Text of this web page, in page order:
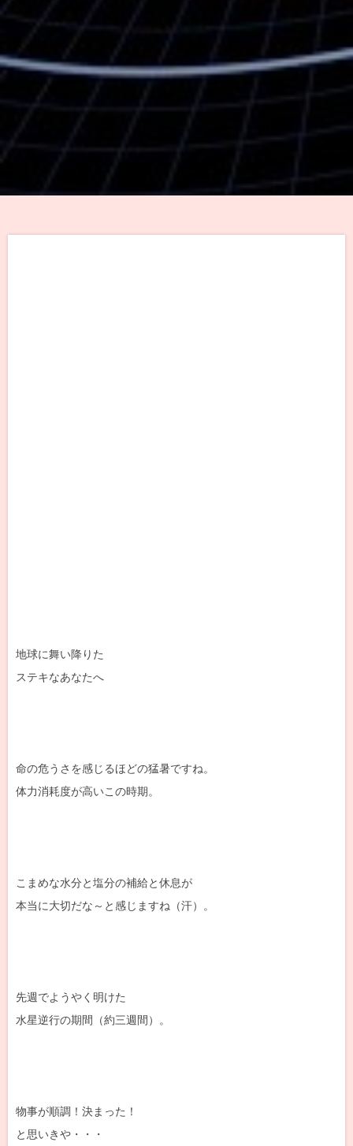
地球に舞い降りた
ステキなあなたへ
命の危うさを感じるほどの猛暑ですね。
体力消耗度が高いこの時期。
こまめな水分と塩分の補給と休息が
本当に大切だな～と感じますね（汗）。
先週でようやく明けた
水星逆行の期間（約三週間）。
物事が順調！決まった！
と思いきや・・・